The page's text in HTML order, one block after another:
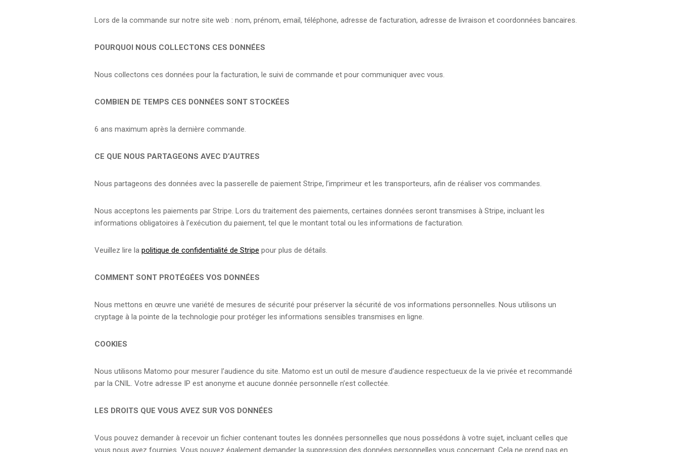
Lors de la commande sur notre site web : nom, prénom, email, téléphone, adresse de facturation, adresse de livraison et coordonnées bancaires.
POURQUOI NOUS COLLECTONS CES DONNÉES
Nous collectons ces données pour la facturation, le suivi de commande et pour communiquer avec vous.
COMBIEN DE TEMPS CES DONNÉES SONT STOCKÉES
6 ans maximum après la dernière commande.
CE QUE NOUS PARTAGEONS AVEC D’AUTRES
Nous partageons des données avec la passerelle de paiement Stripe, l’imprimeur et les transporteurs, afin de réaliser vos commandes.
Nous acceptons les paiements par Stripe. Lors du traitement des paiements, certaines données seront transmises à Stripe, incluant les
informations obligatoires à l’exécution du paiement, tel que le montant total ou les informations de facturation.
Veuillez lire la politique de confidentialité de Stripe pour plus de détails.
COMMENT SONT PROTÉGÉES VOS DONNÉES
Nous mettons en œuvre une variété de mesures de sécurité pour préserver la sécurité de vos informations personnelles. Nous utilisons un
cryptage à la pointe de la technologie pour protéger les informations sensibles transmises en ligne.
COOKIES
Nous utilisons Matomo pour mesurer l’audience du site. Matomo est un outil de mesure d’audience respectueux de la vie privée et recommandé
par la CNIL. Votre adresse IP est anonyme et aucune donnée personnelle n’est collectée.
LES DROITS QUE VOUS AVEZ SUR VOS DONNÉES
Vous pouvez demander à recevoir un fichier contenant toutes les données personnelles que nous possédons à votre sujet, incluant celles que
vous nous avez fournies. Vous pouvez également demander la suppression des données personnelles vous concernant. Cela ne prend pas en